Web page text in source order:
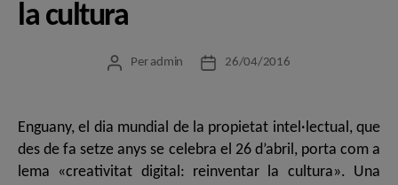
la cultura
Autor
Per admin
Data26/04/2016
Enguany, el dia mundial de la propietat intel·lectual, que
des de fa setze anys se celebra el 26 d’abril, porta com a
lema «creativitat digital: reinventar la cultura». Una